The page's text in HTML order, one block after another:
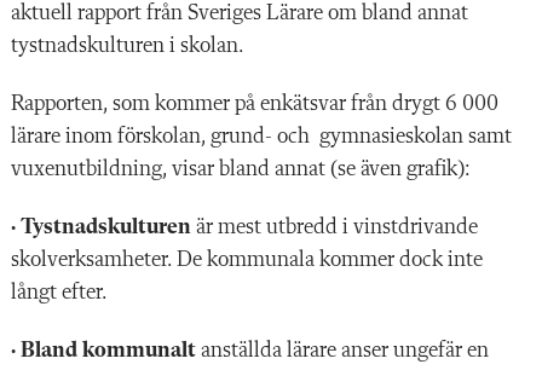
aktuell rapport från Sveriges Lärare om bland annat
tystnadskulturen i skolan.
Rapporten, som kommer på enkätsvar från drygt 6 000
lärare inom förskolan, grund- och gymnasieskolan samt
vuxenutbildning, visar bland annat (se även grafik):
• Tystnadskulturen är mest utbredd i vinstdrivande
skolverksamheter. De kommunala kommer dock inte
långt efter.
• Bland kommunalt anställda lärare anser ungefär en